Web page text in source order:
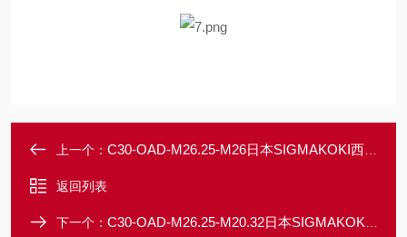
上一个： C30-OAD-M26.25-M26日本SIGMAKOKI西格玛光机笼式物镜适配器
返回列表
下一个： C30-OAD-M26.25-M20.32日本SIGMAKOKI西格玛光机笼式物镜适配器